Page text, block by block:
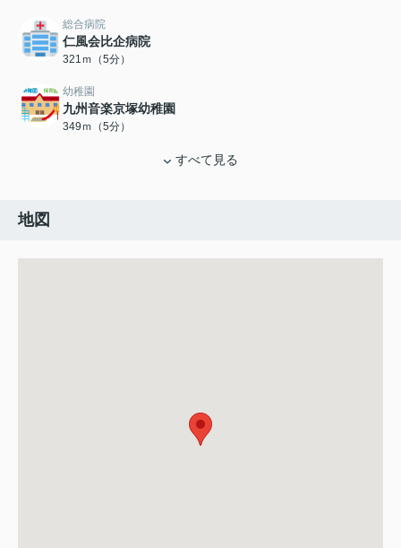
総合病院
仁風会比企病院
321ｍ（5分）
幼稚園
九州音楽京塚幼稚園
349ｍ（5分）
すべて見る
地図